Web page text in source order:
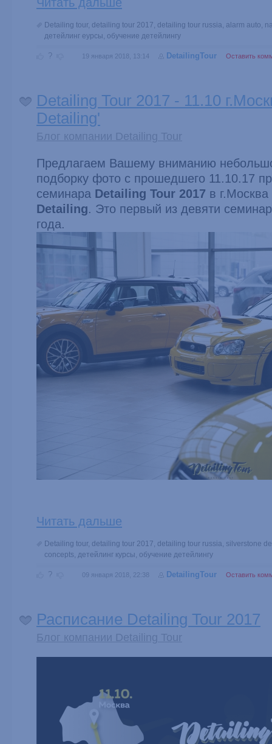
Detailing tour, detailing tour 2017, detailing tour russia, alarm auto,
детейлинг еурсы, обучение детейлингу
? 19 января 2018, 13:14 DetailingTour Оставить
Detailing Tour 2017 - 11.10
Detailing'
Блог компании Detailing Tour
Предлагаем Вашему вниманию
подборку фото с прошедшего 11.10.17
семинара Detailing Tour 2017 в
Detailing. Это первый из девяти
года.
Читать дальше
Detailing tour, detailing tour 2017, detailing tour russia, silverstone
concepts, детейлинг курсы, обучение детейлингу
? 09 января 2018, 22:38 DetailingTour Оставить
Расписание Detailing Tour 2017
Блог компании Detailing Tour